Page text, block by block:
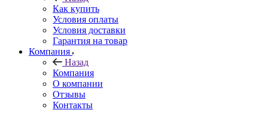
Как купить
Условия оплаты
Условия доставки
Гарантия на товар
Компания
Назад
Компания
О компании
Отзывы
Контакты